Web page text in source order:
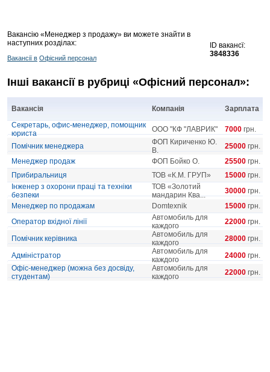
Вакансію «Менеджер з продажу» ви можете знайти в
наступних розділах:
Вакансії в Офісний персонал
ID вакансї:
3848336
Інші вакансії в рубриці «Офісний персонал»:
Вакансія Компанія
Зарплата
Секретарь, офис-менеджер, помощник
юриста
ООО "КФ "ЛАВРИК" 7000 грн.
Помічник менеджера
ФОП Кириченко Ю.
В.
25000 грн.
Менеджер продаж
ФОП Бойко О. 25500 грн.
Прибиральниця
ТОВ «К.М. ГРУП» 15000 грн.
Інженер з охорони праці та техніки
безпеки
ТОВ «Золотий
мандарин Ква...
30000 грн.
Менеджер по продажам
Domtexnik 15000 грн.
Оператор вхідної лінії
Автомобиль для
каждого
22000 грн.
Помічник керівника
Автомобиль для
каждого
28000 грн.
Адміністратор
Автомобиль для
каждого
24000 грн.
Офіс-менеджер (можна без досвіду,
студентам)
Автомобиль для
каждого
22000 грн.